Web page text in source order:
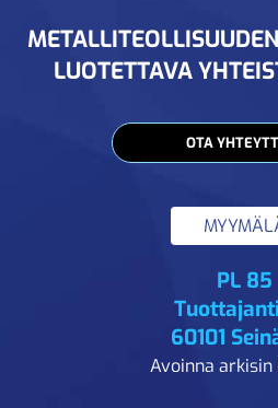
LUOTETTAVA
OTA
PL 85
60101
Avoinna arkisin